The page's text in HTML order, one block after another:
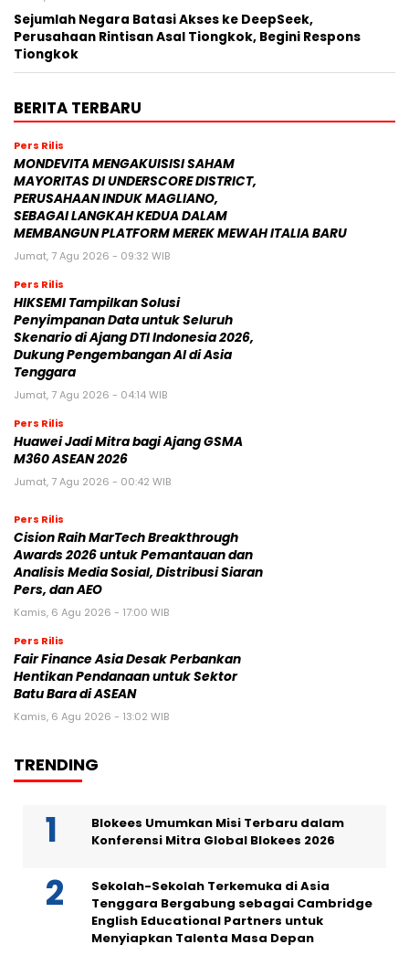
Sejumlah Negara Batasi Akses ke DeepSeek,
Perusahaan Rintisan Asal Tiongkok, Begini Respons
Tiongkok
BERITA TERBARU
Pers Rilis
MONDEVITA MENGAKUISISI SAHAM
MAYORITAS DI UNDERSCORE DISTRICT,
PERUSAHAAN INDUK MAGLIANO,
SEBAGAI LANGKAH KEDUA DALAM
MEMBANGUN PLATFORM MEREK MEWAH ITALIA BARU
Jumat, 7 Agu 2026 - 09:32 WIB
Pers Rilis
HIKSEMI Tampilkan Solusi
Penyimpanan Data untuk Seluruh
Skenario di Ajang DTI Indonesia 2026,
Dukung Pengembangan AI di Asia
Tenggara
Jumat, 7 Agu 2026 - 04:14 WIB
Pers Rilis
Huawei Jadi Mitra bagi Ajang GSMA
M360 ASEAN 2026
Jumat, 7 Agu 2026 - 00:42 WIB
Pers Rilis
Cision Raih MarTech Breakthrough
Awards 2026 untuk Pemantauan dan
Analisis Media Sosial, Distribusi Siaran
Pers, dan AEO
Kamis, 6 Agu 2026 - 17:00 WIB
Pers Rilis
Fair Finance Asia Desak Perbankan
Hentikan Pendanaan untuk Sektor
Batu Bara di ASEAN
Kamis, 6 Agu 2026 - 13:02 WIB
TRENDING
Blokees Umumkan Misi Terbaru dalam
Konferensi Mitra Global Blokees 2026
Sekolah-Sekolah Terkemuka di Asia
Tenggara Bergabung sebagai Cambridge
English Educational Partners untuk
Menyiapkan Talenta Masa Depan